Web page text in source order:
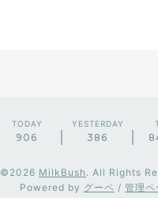
TODAY
906
YESTERDAY
386
©2026 MilkBush . All Rights
Powered by グーペ / 管理ペ